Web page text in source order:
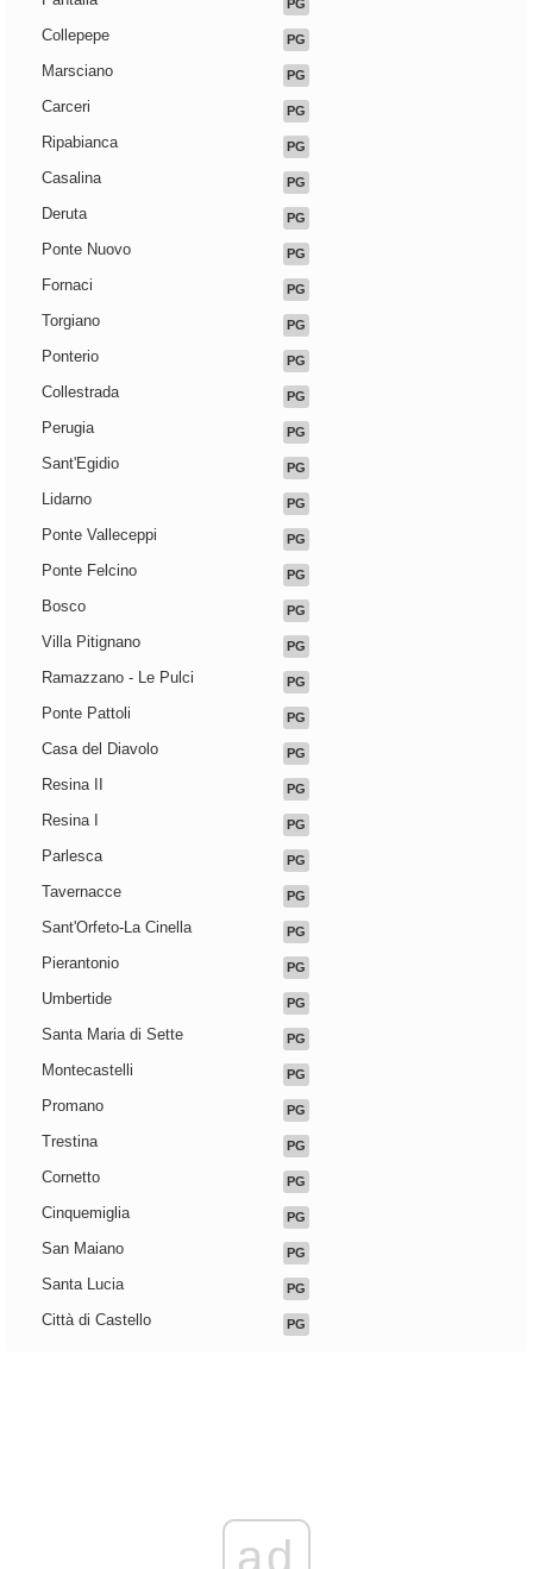
PG
Collepepe PG
Marsciano PG
Carceri PG
Ripabianca PG
Casalina PG
Deruta PG
Ponte Nuovo PG
Fornaci PG
Torgiano PG
Ponterio PG
Collestrada PG
Perugia PG
Sant'Egidio PG
Lidarno PG
Ponte Valleceppi PG
Ponte Felcino PG
Bosco PG
Villa Pitignano PG
Ramazzano - Le Pulci PG
Ponte Pattoli PG
Casa del Diavolo PG
Resina II PG
Resina I PG
Parlesca PG
Tavernacce PG
Sant'Orfeto-La Cinella PG
Pierantonio PG
Umbertide PG
Santa Maria di Sette PG
Montecastelli PG
Promano PG
Trestina PG
Cornetto PG
Cinquemiglia PG
San Maiano PG
Santa Lucia PG
Città di Castello PG
ad